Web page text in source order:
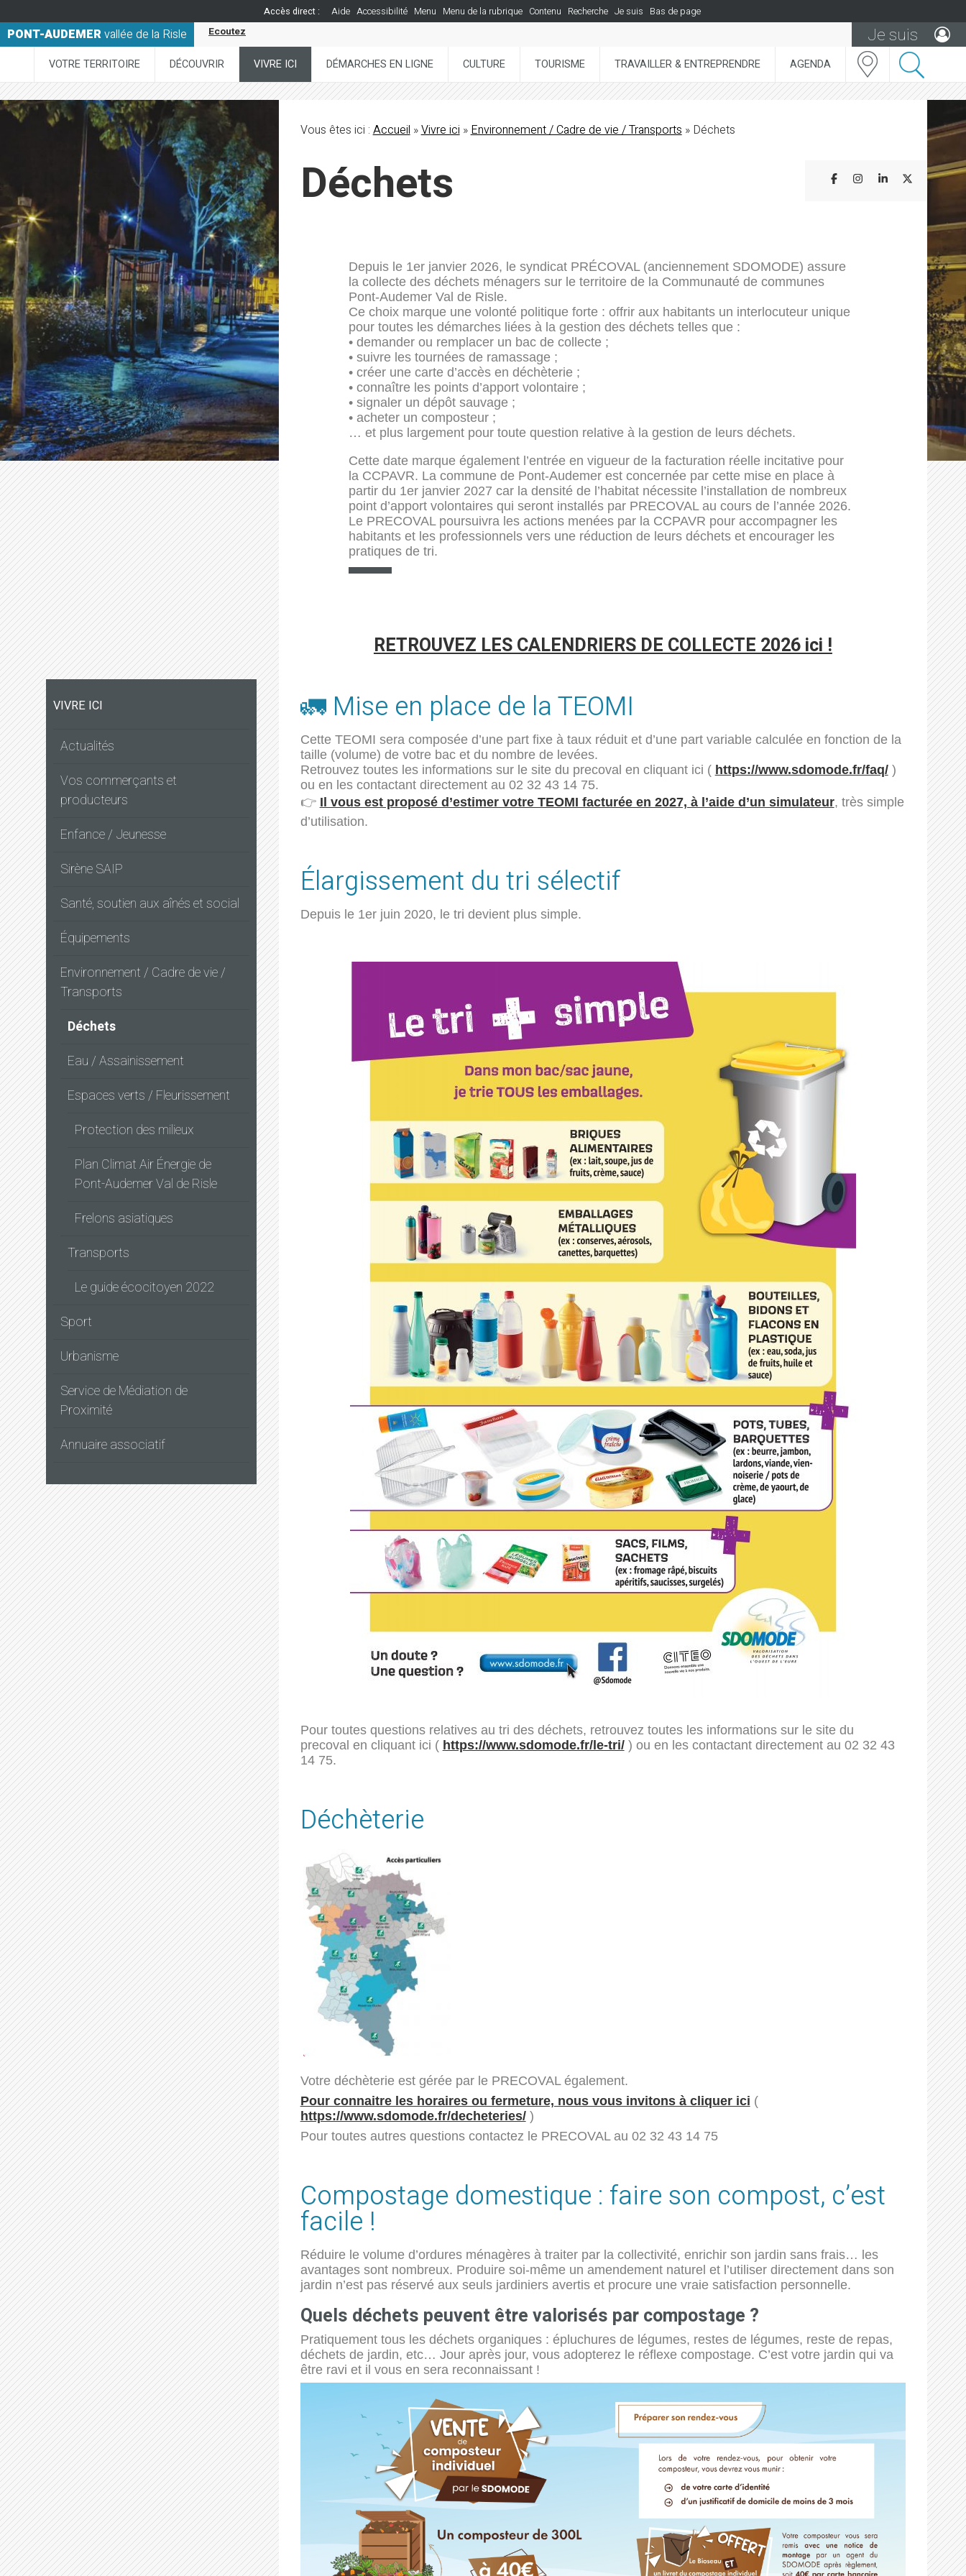
Accès direct : Aide Accessibilité Menu Menu de la rubrique Contenu Recherche Je suis Bas de page
PONT-AUDEMERvallée de la Risle Ecoutez Je suis
VOTRE TERRITOIRE DÉCOUVRIR VIVRE ICI DÉMARCHES EN LIGNE CULTURE TOURISME TRAVAILLER & ENTREPRENDRE AGENDA
VIVRE ICI
Actualités
Vos commerçants et
producteurs
Enfance / Jeunesse
Sirène SAIP
Santé, soutien aux aînés et social
Équipements
Environnement / Cadre de vie /
Transports
Déchets
Eau / Assainissement
Espaces verts / Fleurissement
Protection des milieux
Plan Climat Air Énergie de
Pont-Audemer Val de Risle
Frelons asiatiques
Transports
Le guide écocitoyen 2022
Sport
Urbanisme
Service de Médiation de
Proximité
Annuaire associatif
Vous êtes ici :Accueil»Vivre ici»Environnement / Cadre de vie / Transports» Déchets
Partager sur Facebook
Partager sur
Partager sur
Déchets
Depuis le 1er janvier 2026, le syndicat PRÉCOVAL (anciennement SDOMODE) assure
la collecte des déchets ménagers sur le territoire de la Communauté de communes
Pont-Audemer Val de Risle.
Ce choix marque une volonté politique forte : offrir aux habitants un interlocuteur unique
pour toutes les démarches liées à la gestion des déchets telles que :
• demander ou remplacer un bac de collecte ;
• suivre les tournées de ramassage ;
• créer une carte d’accès en déchèterie ;
• connaître les points d’apport volontaire ;
• signaler un dépôt sauvage ;
• acheter un composteur ;
… et plus largement pour toute question relative à la gestion de leurs déchets.
Cette date marque également l’entrée en vigueur de la facturation réelle incitative pour
la CCPAVR. La commune de Pont-Audemer est concernée par cette mise en place à
partir du 1er janvier 2027 car la densité de l’habitat nécessite l’installation de nombreux
point d’apport volontaires qui seront installés par PRECOVAL au cours de l’année 2026.
Le PRECOVAL poursuivra les actions menées par la CCPAVR pour accompagner les
habitants et les professionnels vers une réduction de leurs déchets et encourager les
pratiques de tri.
RETROUVEZ LES CALENDRIERS DE COLLECTE 2026 ici !
🚛 Mise en place de la TEOMI
Cette TEOMI sera composée d’une part fixe à taux réduit et d’une part variable calculée en fonction de la
taille (volume) de votre bac et du nombre de levées.
Retrouvez toutes les informations sur le site du precoval en cliquant ici ( https://www.sdomode.fr/faq/)
ou en les contactant directement au 02 32 43 14 75.
👉 Il vous est proposé d’estimer votre TEOMI facturée en 2027, à l’aide d’un simulateur, très simple
d’utilisation.
Élargissement du tri sélectif
Depuis le 1er juin 2020, le tri devient plus simple.
Pour toutes questions relatives au tri des déchets, retrouvez toutes les informations sur le site du
precoval en cliquant ici ( https://www.sdomode.fr/le-tri/) ou en les contactant directement au 02 32 43
14 75.
Déchèterie
Votre déchèterie est gérée par le PRECOVAL également.
Pour connaitre les horaires ou fermeture, nous vous invitons à cliquer ici (
https://www.sdomode.fr/decheteries/)
Pour toutes autres questions contactez le PRECOVAL au 02 32 43 14 75
Compostage domestique : faire son compost, c’est
facile !
Réduire le volume d’ordures ménagères à traiter par la collectivité, enrichir son jardin sans frais… les
avantages sont nombreux. Produire soi-même un amendement naturel et l’utiliser directement dans son
jardin n’est pas réservé aux seuls jardiniers avertis et procure une vraie satisfaction personnelle.
Quels déchets peuvent être valorisés par compostage ?
Pratiquement tous les déchets organiques : épluchures de légumes, restes de légumes, reste de repas,
déchets de jardin, etc… Jour après jour, vous adopterez le réflexe compostage. C’est votre jardin qui va
être ravi et il vous en sera reconnaissant !